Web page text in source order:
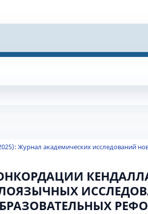
Журнал академических исследований